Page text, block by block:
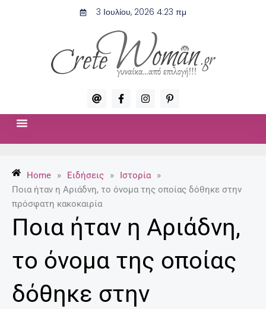
3 Ιουλίου, 2026 4:23 πμ
A
t
F
a
c
-
f
I
n
s
m
P
i
n
p
Home » Ειδήσεις » Ιστορία
»
Ποια ήταν η Αριάδνη, το όνομα της οποίας δόθηκε στην
πρόσφατη κακοκαιρία
Ποια ήταν η Αριάδνη,
το όνομα της οποίας
δόθηκε στην